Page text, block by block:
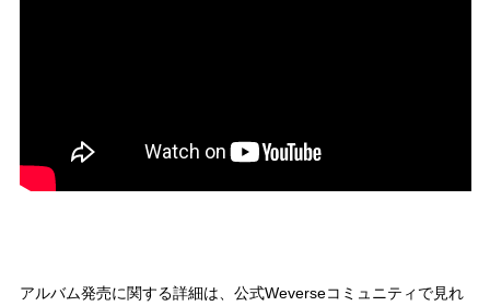
アルバム発売に関する詳細は、公式Weverseコミュニティで見れ